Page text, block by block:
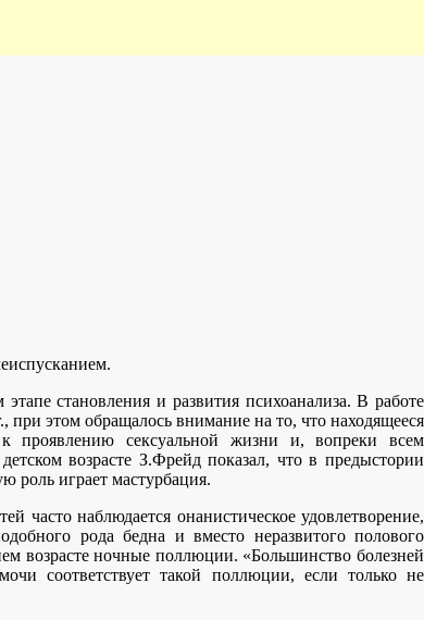
становления и развития психоанализа. В работе
этом обращалось внимание на то, что находящееся
проявлению сексуальной жизни и, вопреки всем
возрасте З.Фрейд показал, что в предыстории
роль играет мастурбация.
часто наблюдается онанистическое удовлетворение,
рода бедна и вместо неразвитого полового
возрасте ночные поллюции. «Большинство болезней
соответствует такой поллюции, если только не